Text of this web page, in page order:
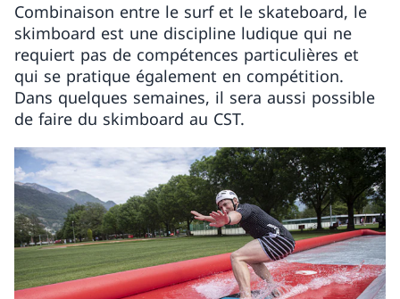
Combinaison entre le surf et le skateboard, le
skimboard est une discipline ludique qui ne
requiert pas de compétences particulières et
qui se pratique également en compétition.
Dans quelques semaines, il sera aussi possible
de faire du skimboard au CST.